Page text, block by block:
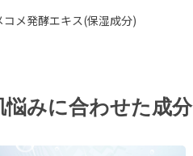
メ発酵エキス(保湿成分)
悩みに合わせた成分